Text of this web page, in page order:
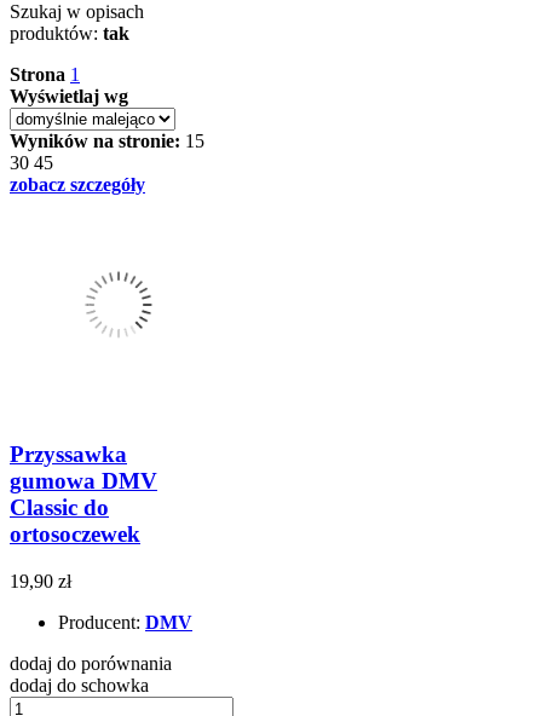
Szukaj w opisach
produktów: tak
Strona 1
Wyświetlaj wg
Wyników na stronie: 15
30 45
zobacz szczegóły
Przyssawka
gumowa DMV
Classic do
ortosoczewek
19,90 zł
Producent: DMV
dodaj do porównania
dodaj do schowka